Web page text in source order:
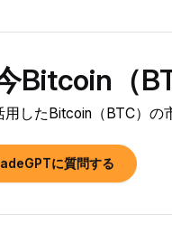
今Bitcoin（
用したBitcoin（BTC）の
に質問する